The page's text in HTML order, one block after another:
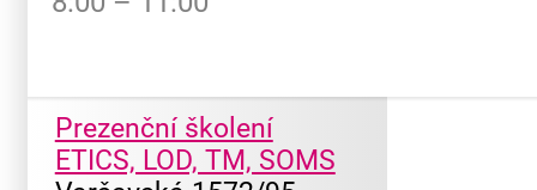
Prezenční školení
ETICS, LOD, TM, SOMS